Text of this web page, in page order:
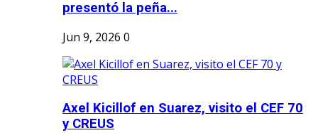
presentó la peña...
Jun 9, 2026 0
Axel Kicillof en Suarez, visito el CEF 70
y CREUS